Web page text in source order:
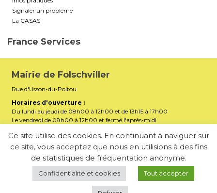
Signaler un problème
La CASAS
France Services
Mairie de Folschviller
Rue d'Usson-du-Poitou
Horaires d'ouverture :
Du lundi au jeudi de 08h00 à 12h00 et de 13h15 à 17h00
Le vendredi de 08h00 à 12h00 et fermé l'après-midi
Téléphone :03 87 29 32 90
E-mail : mairiefolschviller57730@gmail.com
Membre de la Communauté d’Agglomération Saint-Avold
Synergie
Ce site utilise des cookies. En continuant à naviguer sur
ce site, vous acceptez que nous en utilisions à des fins
de statistiques de fréquentation anonyme.
Confidentialité et cookies Tout accepter